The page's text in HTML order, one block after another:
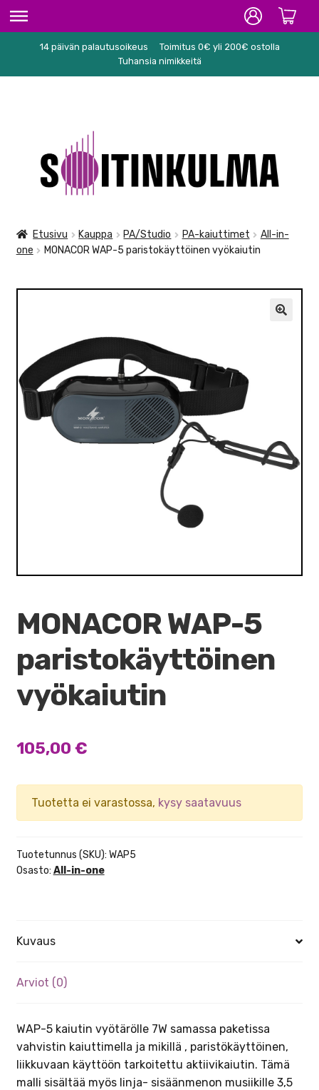
ETUSIVU
KARAOKE
NUOTIT
TARVIKKEET
SEKALAISET
KÄYTETYT
YRITYS
TARJOUKSET
14 päivän palautusoikeus
Toimitus 0€ yli 200€ ostolla
Tuhansia nimikkeitä
navigointiin
sisältöön
Etusivu Kauppa PA/Studio PA-kaiuttimet
All-in-
one
MONACOR WAP-5 paristokäyttöinen vyökaiutin
MONACOR WAP-5
paristokäyttöinen
vyökaiutin
105,00 €
Tuotetta ei varastossa, kysy saatavuus
Tuotetunnus (SKU): WAP5
Osasto: All-in-one
Kuvaus
Arviot (0)
WAP-5 kaiutin vyötärölle 7W samassa paketissa
vahvistin kaiuttimella ja mikillä , paristökäyttöinen,
liikkuvaan käyttöön tarkoitettu aktiivikaiutin. Tämä
malli sisältää myös linja- sisäänmenon musiikille 3,5